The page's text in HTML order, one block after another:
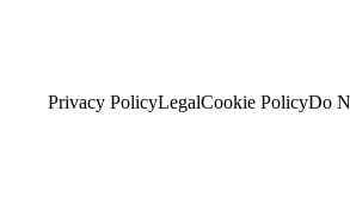
Privacy PolicyLegalCookie PolicyDo